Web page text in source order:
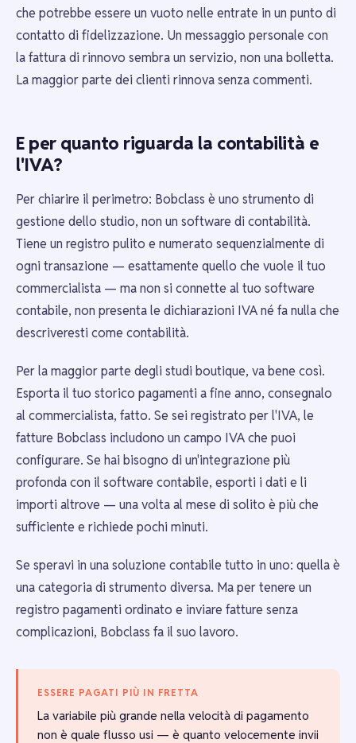
che potrebbe essere un vuoto nelle entrate in un punto di
contatto di fidelizzazione. Un messaggio personale con
la fattura di rinnovo sembra un servizio, non una bolletta.
La maggior parte dei clienti rinnova senza commenti.
E per quanto riguarda la contabilità e
l'IVA?
Per chiarire il perimetro: Bobclass è uno strumento di
gestione dello studio, non un software di contabilità.
Tiene un registro pulito e numerato sequenzialmente di
ogni transazione — esattamente quello che vuole il tuo
commercialista — ma non si connette al tuo software
contabile, non presenta le dichiarazioni IVA né fa nulla che
descriveresti come contabilità.
Per la maggior parte degli studi boutique, va bene così.
Esporta il tuo storico pagamenti a fine anno, consegnalo
al commercialista, fatto. Se sei registrato per l'IVA, le
fatture Bobclass includono un campo IVA che puoi
configurare. Se hai bisogno di un'integrazione più
profonda con il software contabile, esporti i dati e li
importi altrove — una volta al mese di solito è più che
sufficiente e richiede pochi minuti.
Se speravi in una soluzione contabile tutto in uno: quella è
una categoria di strumento diversa. Ma per tenere un
registro pagamenti ordinato e inviare fatture senza
complicazioni, Bobclass fa il suo lavoro.
ESSERE PAGATI PIÙ IN FRETTA
La variabile più grande nella velocità di pagamento
non è quale flusso usi — è quanto velocemente invii